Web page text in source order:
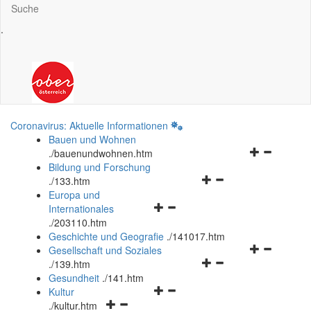
Suche
.
Coronavirus: Aktuelle Informationen
Bauen und Wohnen
./bauenundwohnen.htm
Navigationsmenü
Bildung und Forschung
./133.htm
Navigationsmenü
und
schließen
Europa und
Internationales
./203110.htm
Geschichte und Geografie ./141017.htm
Navigationsmenü
Gesellschaft und Soziales
./139.htm
Navigationsmenü
Gesundheit ./141.htm
Navigationsmenü
Kultur
./kultur.htm